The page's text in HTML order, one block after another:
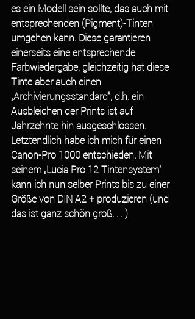
es ein Modell sein sollte, das auch mit
entsprechenden (Pigment)-Tinten
umgehen kann. Diese garantieren
einerseits eine entsprechende
Farbwiedergabe, gleichzeitig hat diese
Tinte aber auch einen
„Archivierungsstandard“, d.h. ein
Ausbleichen der Prints ist auf
Jahrzehnte hin ausgeschlossen.
Letztendlich habe ich mich für einen
Canon-Pro 1000 entschieden. Mit
seinem „Lucia Pro 12 Tintensystem“
kann ich nun selber Prints bis zu einer
Größe von DIN A2 + produzieren (und
das ist ganz schön groß. . . )